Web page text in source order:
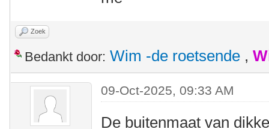
Zoek
Bedankt door: Wim -de roetsende ,
09-Oct-2025, 09:33 AM
De buitenmaat van